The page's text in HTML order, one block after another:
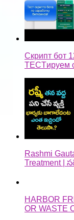
Скрипт бот
TECTируем
Rashmi
Treatment |
HARBOR
OR WASTE